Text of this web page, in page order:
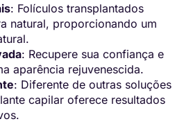
: Folículos transplantados
natural, proporcionando um
: Recupere sua confiança e
aparência rejuvenescida.
: Diferente de outras soluções
capilar oferece resultados